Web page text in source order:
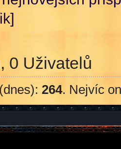
0 Uživatelů
264. Nejvíc